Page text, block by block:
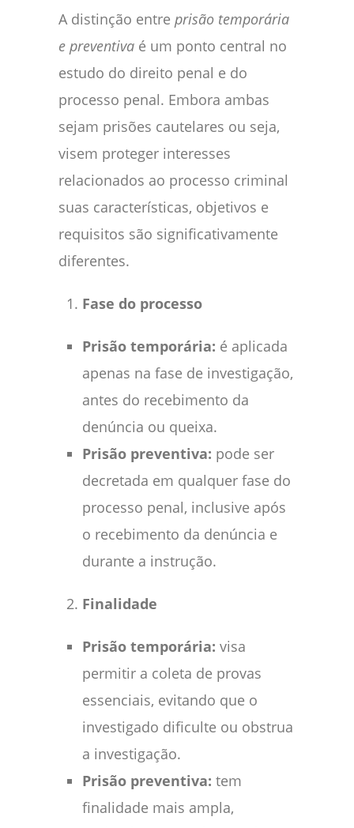
A distinção entre prisão temporária
e preventiva é um ponto central no
estudo do direito penal e do
processo penal. Embora ambas
sejam prisões cautelares ou seja,
visem proteger interesses
relacionados ao processo criminal
suas características, objetivos e
requisitos são significativamente
diferentes.
Fase do processo
Prisão temporária: é aplicada
apenas na fase de investigação,
antes do recebimento da
denúncia ou queixa.
Prisão preventiva: pode ser
decretada em qualquer fase do
processo penal, inclusive após
o recebimento da denúncia e
durante a instrução.
Finalidade
Prisão temporária: visa
permitir a coleta de provas
essenciais, evitando que o
investigado dificulte ou obstrua
a investigação.
Prisão preventiva: tem
finalidade mais ampla,